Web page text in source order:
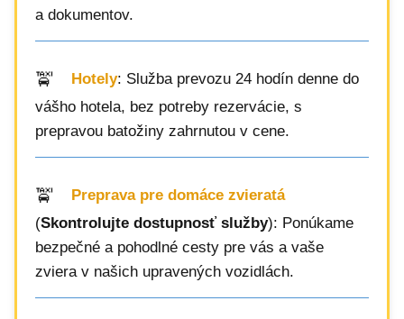
a dokumentov.
Hotely: Služba prevozu 24 hodín denne do
vášho hotela, bez potreby rezervácie, s
prepravou batožiny zahrnutou v cene.
Preprava pre domáce zvieratá
(Skontrolujte dostupnosť služby): Ponúkame
bezpečné a pohodlné cesty pre vás a vaše
zviera v našich upravených vozidlách.